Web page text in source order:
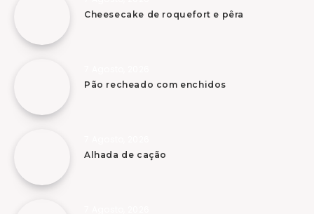
Cheesecake de roquefort e pêra
Pão recheado com enchidos
Alhada de cação